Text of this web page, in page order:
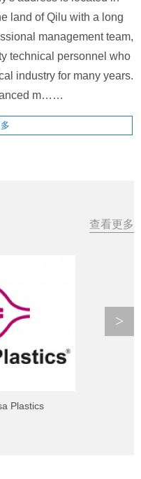
land of Qilu with a long
management team,
technical personnel who
industry for many years.
m……
查看更多
Plastics
>